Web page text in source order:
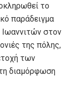
το
παράδειγμα
στον
της πόλης,
των
διαμόρφωση